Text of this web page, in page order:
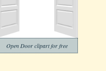
Open Door clipart for free